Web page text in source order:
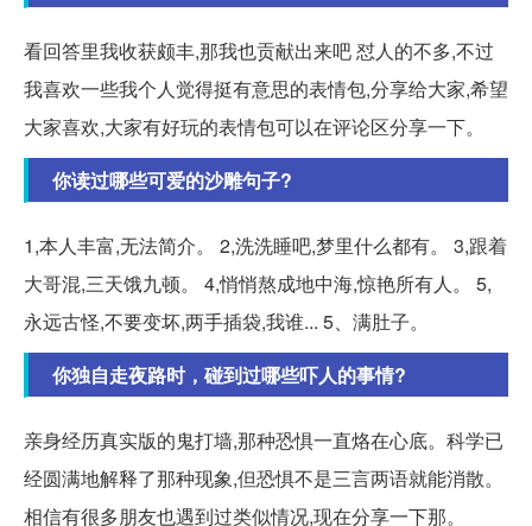
看回答里我收获颇丰,那我也贡献出来吧 怼人的不多,不过
我喜欢一些我个人觉得挺有意思的表情包,分享给大家,希望
大家喜欢,大家有好玩的表情包可以在评论区分享一下。
你读过哪些可爱的沙雕句子?
1,本人丰富,无法简介。 2,洗洗睡吧,梦里什么都有。 3,跟着
大哥混,三天饿九顿。 4,悄悄熬成地中海,惊艳所有人。 5,
永远古怪,不要变坏,两手插袋,我谁... 5、满肚子。
你独自走夜路时，碰到过哪些吓人的事情?
亲身经历真实版的鬼打墙,那种恐惧一直烙在心底。科学已
经圆满地解释了那种现象,但恐惧不是三言两语就能消散。
相信有很多朋友也遇到过类似情况,现在分享一下那。